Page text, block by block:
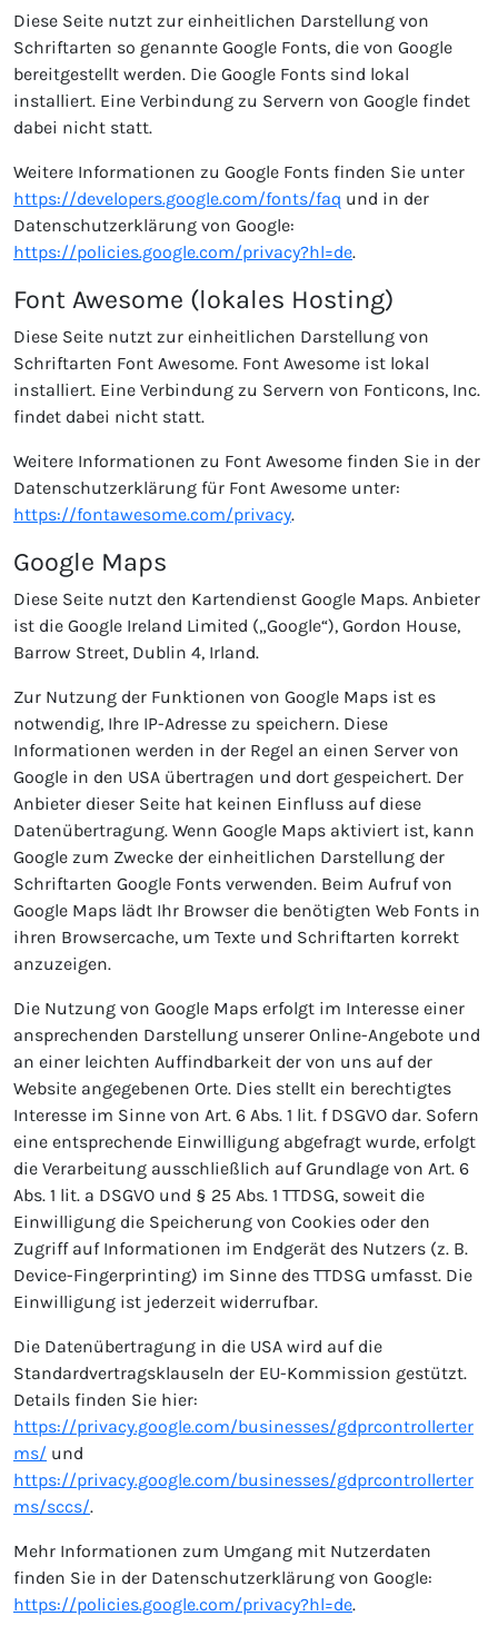
Diese Seite nutzt zur einheitlichen Darstellung von
Schriftarten so genannte Google Fonts, die von Google
bereitgestellt werden. Die Google Fonts sind lokal
installiert. Eine Verbindung zu Servern von Google findet
dabei nicht statt.
Weitere Informationen zu Google Fonts finden Sie unter
https://developers.google.com/fonts/faq und in der
Datenschutzerklärung von Google:
https://policies.google.com/privacy?hl=de.
Font Awesome (lokales Hosting)
Diese Seite nutzt zur einheitlichen Darstellung von
Schriftarten Font Awesome. Font Awesome ist lokal
installiert. Eine Verbindung zu Servern von Fonticons, Inc.
findet dabei nicht statt.
Weitere Informationen zu Font Awesome finden Sie in der
Datenschutzerklärung für Font Awesome unter:
https://fontawesome.com/privacy.
Google Maps
Diese Seite nutzt den Kartendienst Google Maps. Anbieter
ist die Google Ireland Limited („Google“), Gordon House,
Barrow Street, Dublin 4, Irland.
Zur Nutzung der Funktionen von Google Maps ist es
notwendig, Ihre IP-Adresse zu speichern. Diese
Informationen werden in der Regel an einen Server von
Google in den USA übertragen und dort gespeichert. Der
Anbieter dieser Seite hat keinen Einfluss auf diese
Datenübertragung. Wenn Google Maps aktiviert ist, kann
Google zum Zwecke der einheitlichen Darstellung der
Schriftarten Google Fonts verwenden. Beim Aufruf von
Google Maps lädt Ihr Browser die benötigten Web Fonts in
ihren Browsercache, um Texte und Schriftarten korrekt
anzuzeigen.
Die Nutzung von Google Maps erfolgt im Interesse einer
ansprechenden Darstellung unserer Online-Angebote und
an einer leichten Auffindbarkeit der von uns auf der
Website angegebenen Orte. Dies stellt ein berechtigtes
Interesse im Sinne von Art. 6 Abs. 1 lit. f DSGVO dar. Sofern
eine entsprechende Einwilligung abgefragt wurde, erfolgt
die Verarbeitung ausschließlich auf Grundlage von Art. 6
Abs. 1 lit. a DSGVO und § 25 Abs. 1 TTDSG, soweit die
Einwilligung die Speicherung von Cookies oder den
Zugriff auf Informationen im Endgerät des Nutzers (z. B.
Device-Fingerprinting) im Sinne des TTDSG umfasst. Die
Einwilligung ist jederzeit widerrufbar.
Die Datenübertragung in die USA wird auf die
Standardvertragsklauseln der EU-Kommission gestützt.
Details finden Sie hier:
https://privacy.google.com/businesses/gdprcontrollerter
ms/ und
https://privacy.google.com/businesses/gdprcontrollerter
ms/sccs/.
Mehr Informationen zum Umgang mit Nutzerdaten
finden Sie in der Datenschutzerklärung von Google:
https://policies.google.com/privacy?hl=de.